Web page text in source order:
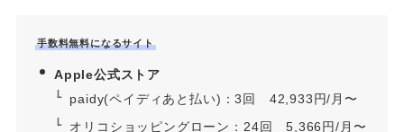
手数料無料になるサイト
Apple公式ストア
paidy(ペイディあと払い)：3回 42,933円/月〜
オリコショッピングローン：24回 5,366円/月〜